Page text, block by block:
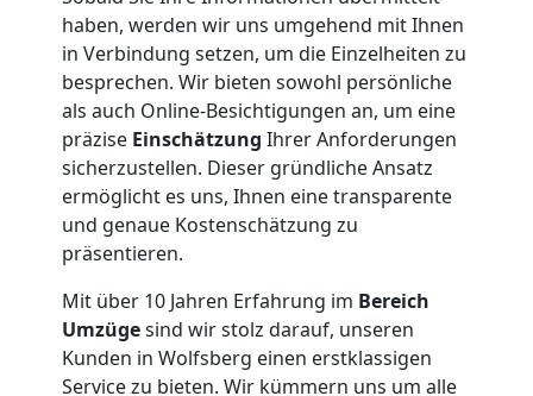
haben, werden wir uns umgehend mit Ihnen
in Verbindung setzen, um die Einzelheiten zu
besprechen. Wir bieten sowohl persönliche
als auch Online-Besichtigungen an, um eine
präzise Einschätzung Ihrer Anforderungen
sicherzustellen. Dieser gründliche Ansatz
ermöglicht es uns, Ihnen eine transparente
und genaue Kostenschätzung zu
präsentieren.
Mit über 10 Jahren Erfahrung im Bereich
Umzügesind wir stolz darauf, unseren
Kunden in Wolfsberg einen erstklassigen
Service zu bieten. Wir kümmern uns um alle